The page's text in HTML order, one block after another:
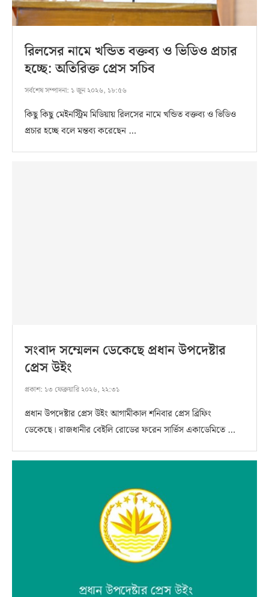
রিলসের নামে খন্ডিত বক্তব্য ও ভিডিও প্রচার
হচ্ছে: অতিরিক্ত প্রেস সচিব
সর্বশেষ সম্পাদনা: ১ জুন ২০২৬, ১৮:৫৬
কিছু কিছু মেইনস্ট্রিম মিডিয়ায় রিলসের নামে খন্ডিত বক্তব্য ও ভিডিও
প্রচার হচ্ছে বলে মন্তব্য করেছেন …
সংবাদ সম্মেলন ডেকেছে প্রধান উপদেষ্টার
প্রেস উইং
প্রকাশ: ১৩ ফেব্রুয়ারি ২০২৬, ২২:৩১
প্রধান উপদেষ্টার প্রেস উইং আগামীকাল শনিবার প্রেস ব্রিফিং
ডেকেছে। রাজধানীর বেইলি রোডের ফরেন সার্ভিস একাডেমিতে …